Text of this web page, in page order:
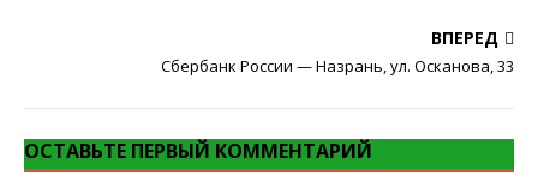
ВПЕРЕД
Сбербанк России — Назрань, ул. Осканова, 33
ОСТАВЬТЕ ПЕРВЫЙ КОММЕНТАРИЙ